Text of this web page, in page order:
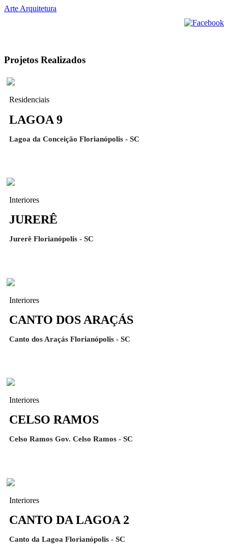
Arte Arquitetura
Projetos Realizados
Residenciais
LAGOA 9
Lagoa da Conceição Florianópolis - SC
Interiores
JURERÊ
Jurerê Florianópolis - SC
Interiores
CANTO DOS ARAÇÁS
Canto dos Araçás Florianópolis - SC
Interiores
CELSO RAMOS
Celso Ramos Gov. Celso Ramos - SC
Interiores
CANTO DA LAGOA 2
Canto da Lagoa Florianópolis - SC